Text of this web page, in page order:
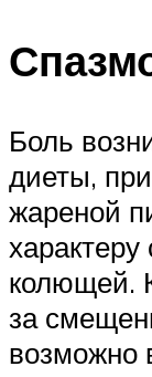
Боль
диеты,
жареной
колющей.
за
возможно